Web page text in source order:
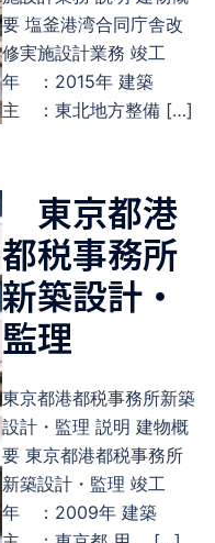
要 塩釜港湾合同庁舎改
修実施設計業務 竣工
年 ：2015年 建築
主 ：東北地方整備 […]
東京都港
都税事務所
新築設計・
監理
東京都港都税事務所新築
設計・監理 説明 建物概
要 東京都港都税事務所
新築設計・監理 竣工
年 ：2009年 建築